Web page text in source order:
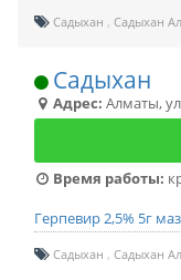
Садыхан Садыхан
Садыхан
Адрес: Алматы,
Время работы:
Герпевир 2,5% 5г
Садыхан Садыхан